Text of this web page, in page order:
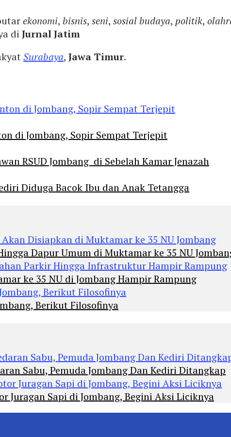
ekonomi, bisnis, seni, sosial budaya, politik,
di Jurnal Jatim
Surabaya, Jawa Timur.
di Jombang, Sopir Sempat Terjepit
RSUD Jombang di Sebelah Kamar Jenazah
Diduga Bacok Ibu dan Anak Tetangga
Dapur Umum di Muktamar ke 35 NU
ke 35 NU di Jombang Hampir Rampung
Berikut Filosofinya
Sabu, Pemuda Jombang Dan Kediri Ditangkap
Juragan Sapi di Jombang, Begini Aksi Liciknya